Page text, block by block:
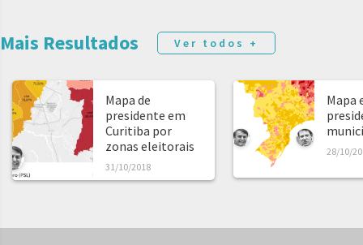
Mais Resultados Ver todos +
Mapa de
presidente em
Curitiba por
zonas eleitorais
31/10/2018
Mapa
28/10/